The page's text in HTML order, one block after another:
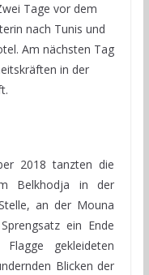
Tage vor dem
nach Tunis und
Am nächsten Tag
in der
2018 tanzten die
Belkhodja in der
an der Mouna
ein Ende
gekleideten
Blicken der